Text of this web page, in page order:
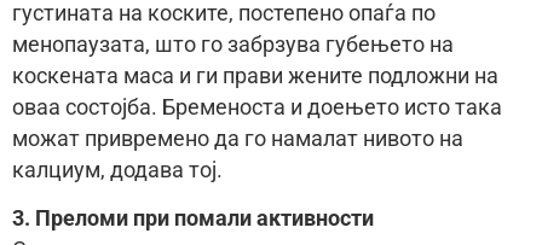
густината на коските, постепено опаѓа по
менопаузата, што го забрзува губењето на
коскената маса и ги прави жените подложни на
оваа состојба. Бременоста и доењето исто така
можат привремено да го намалат нивото на
калциум, додава тој.
3. Преломи при помали активности